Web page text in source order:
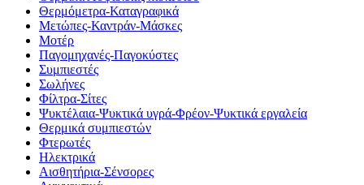
Θερμόμετρα-Καταγραφικά
Μετώπες-Καντράν-Μάσκες
Μοτέρ
Παγομηχανές-Παγοκύστες
Συμπιεστές
Σωλήνες
Φίλτρα-Σίτες
Ψυκτέλαια-Ψυκτικά υγρά-Φρέον-Ψυκτικά εργαλεία
Θερμικά συμπιεστών
Φτερωτές
Ηλεκτρικά
Αισθητήρια-Σένσορες